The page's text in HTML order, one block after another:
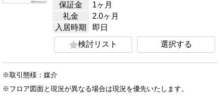
保証金
1ヶ月
礼金
2.0ヶ月
入居時期
即日
検討リスト
選択する
※取引態様：媒介
※フロア図面と現況が異なる場合は現況を優先いたします。